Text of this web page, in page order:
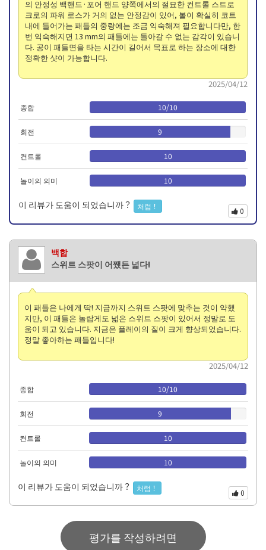
의 안정성 백핸드·포어 핸드 양쪽에서의 절묘한 컨트롤 스트로
크로의 파워 로스가 거의 없는 안정감이 있어, 볼이 확실히 코트
내에 들어가는 패들의 중량에는 조금 익숙해져 필요합니다만, 한
번 익숙해지면 13 mm의 패들에는 돌아갈 수 없는 감각이 있습니
다. 공이 패들면을 타는 시간이 길어서 목표로 하는 장소에 대한
정확한 샷이 가능합니다.
2025/04/12
종합 10/10
회전 9
컨트롤 10
놀이의 의미 10
이 리뷰가 도움이 되었습니까？ 처럼！
0
백합
스위트 스팟이 어쨌든 넓다!
이 패들은 나에게 딱! 지금까지 스위트 스팟에 맞추는 것이 약했
지만, 이 패들은 놀랍게도 넓은 스위트 스팟이 있어서 정말로 도
움이 되고 있습니다. 지금은 플레이의 질이 크게 향상되었습니다.
정말 좋아하는 패들입니다!
2025/04/12
종합 10/10
회전 9
컨트롤 10
놀이의 의미 10
이 리뷰가 도움이 되었습니까？ 처럼！
0
평가를 작성하려면